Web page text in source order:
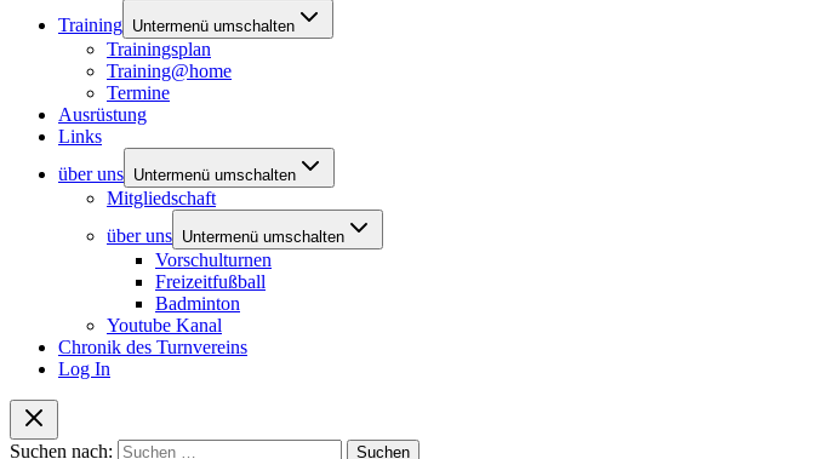
Training Untermenü umschalten
Trainingsplan
Training@home
Termine
Ausrüstung
Links
über uns Untermenü umschalten
Mitgliedschaft
über uns Untermenü umschalten
Vorschulturnen
Freizeitfußball
Badminton
Youtube Kanal
Chronik des Turnvereins
Log In
Suchen nach: